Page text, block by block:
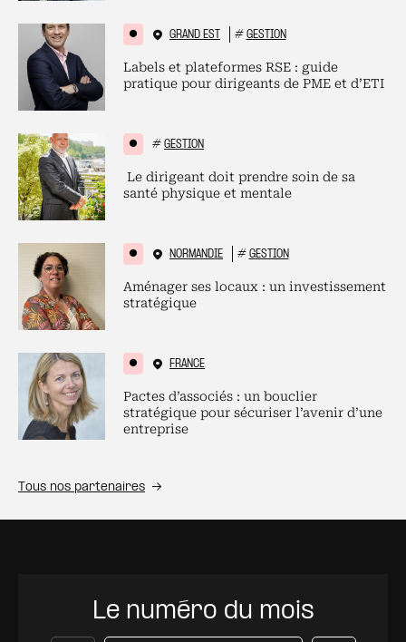
GRAND EST # GESTION
Labels et plateformes RSE : guide
pratique pour dirigeants de PME et d’ETI
# GESTION
Le dirigeant doit prendre soin de sa
santé physique et mentale
NORMANDIE # GESTION
Aménager ses locaux : un investissement
stratégique
FRANCE
Pactes d’associés : un bouclier
stratégique pour sécuriser l’avenir d’une
entreprise
Tous nos partenaires
Le numéro du mois